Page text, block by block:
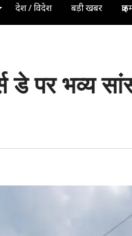
देश / विदेश बड़ी खबर
डे पर भव्य